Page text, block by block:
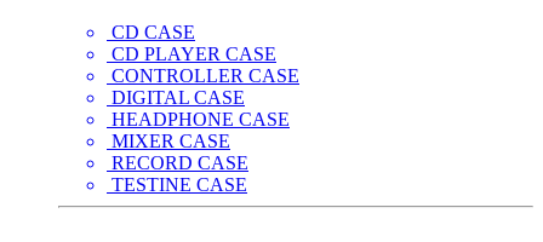
CD CASE
CD PLAYER CASE
CONTROLLER CASE
DIGITAL CASE
HEADPHONE CASE
MIXER CASE
RECORD CASE
TESTINE CASE